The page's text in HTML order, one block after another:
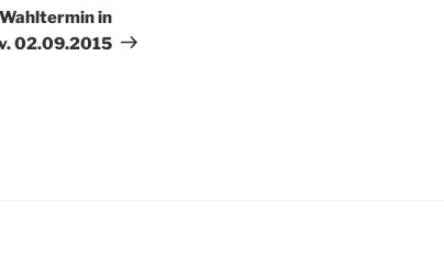
Beitrag
in
02.09.2015